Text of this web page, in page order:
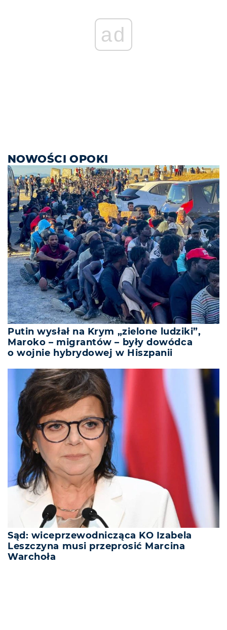
ad
NOWOŚCI OPOKI
Putin wysłał na Krym „zielone ludziki”,
Maroko – migrantów – były dowódca
o wojnie hybrydowej w Hiszpanii
Sąd: wiceprzewodnicząca KO Izabela
Leszczyna musi przeprosić Marcina
Warchoła